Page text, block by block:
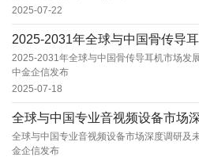
2025-07-22
2025-2031年全球与中国骨传导耳机市场发
中金企信发布
2025-07-18
全球与中国专业音视频设备市场深度调研及
金企信发布